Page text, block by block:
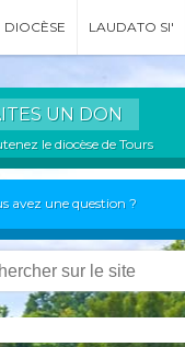
DIOCÈSE LAUDATO SI'
UN DON
le diocèse de Tours
avez une question ?